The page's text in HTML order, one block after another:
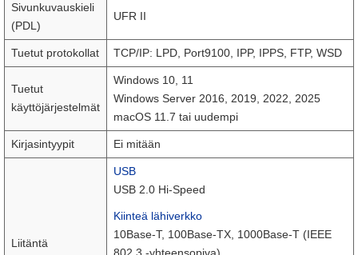
Sivunkuvauskieli
(PDL)
UFR II
Tuetut protokollat TCP/IP: LPD, Port9100, IPP, IPPS, FTP, WSD
Tuetut
käyttöjärjestelmät
Windows 10, 11
Windows Server 2016, 2019, 2022, 2025
macOS 11.7 tai uudempi
Kirjasintyypit Ei mitään
Liitäntä
USB
USB 2.0 Hi-Speed
Kiinteä lähiverkko
10Base-T, 100Base-TX, 1000Base-T (IEEE